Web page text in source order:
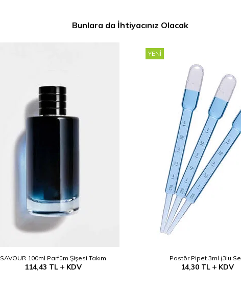
Bunlara da İhtiyacınız Olacak
SAVOUR 100ml Parfüm Şişesi Takım
114,43 TL KDV
YENI
Pastör Pipet 3ml (3lü
14,30 TL KDV